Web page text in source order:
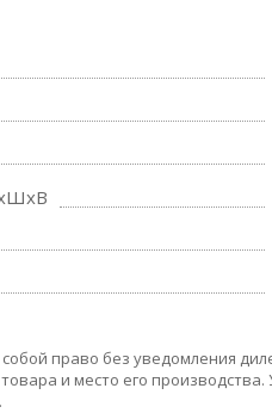
право без уведомления
и место его